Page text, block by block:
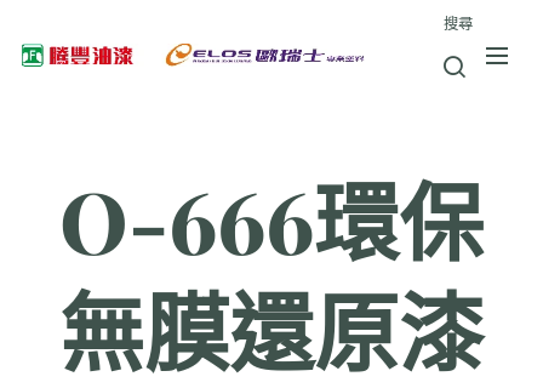
搜尋
O-666環保
無膜還原漆